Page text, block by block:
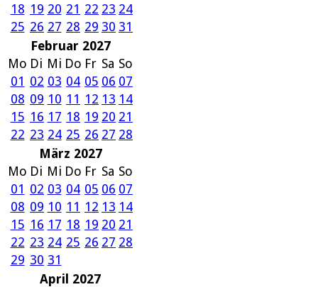
18 19 20 21 22 23 24
25 26 27 28 29 30 31
Februar 2027
Mo Di Mi Do Fr Sa So
01 02 03 04 05 06 07
08 09 10 11 12 13 14
15 16 17 18 19 20 21
22 23 24 25 26 27 28
März 2027
Mo Di Mi Do Fr Sa So
01 02 03 04 05 06 07
08 09 10 11 12 13 14
15 16 17 18 19 20 21
22 23 24 25 26 27 28
29 30 31
April 2027